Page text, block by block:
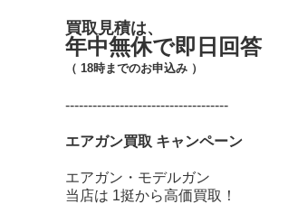
買取見積は、
年中無休で即日回答
（ 18時までのお申込み ）
------------------------------------
エアガン買取 キャンペーン
エアガン・モデルガン
当店は 1挺から高価買取！